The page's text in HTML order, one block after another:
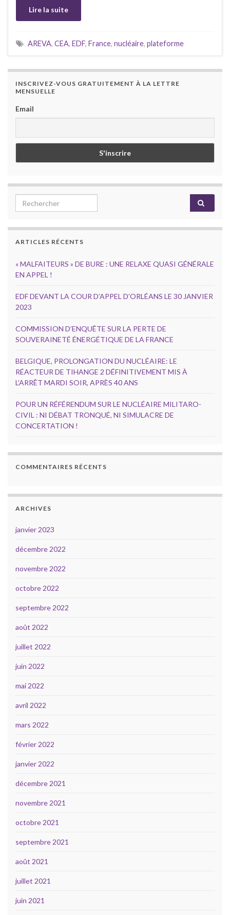
Lire la suite
AREVA, CEA, EDF, France, nucléaire, plateforme
INSCRIVEZ-VOUS GRATUITEMENT À LA LETTRE
MENSUELLE
Email
Search for:
ARTICLES RÉCENTS
« MALFAITEURS » DE BURE : UNE RELAXE QUASI GÉNÉRALE
EN APPEL !
EDF DEVANT LA COUR D’APPEL D’ORLÉANS LE 30 JANVIER
2023
COMMISSION D’ENQUÊTE SUR LA PERTE DE
SOUVERAINETÉ ÉNERGÉTIQUE DE LA FRANCE
BELGIQUE, PROLONGATION DU NUCLÉAIRE: LE
RÉACTEUR DE TIHANGE 2 DÉFINITIVEMENT MIS À
L’ARRÊT MARDI SOIR, APRÈS 40 ANS
POUR UN RÉFÉRENDUM SUR LE NUCLÉAIRE MILITARO-
CIVIL : NI DÉBAT TRONQUÉ, NI SIMULACRE DE
CONCERTATION !
COMMENTAIRES RÉCENTS
ARCHIVES
janvier 2023
décembre 2022
novembre 2022
octobre 2022
septembre 2022
août 2022
juillet 2022
juin 2022
mai 2022
avril 2022
mars 2022
février 2022
janvier 2022
décembre 2021
novembre 2021
octobre 2021
septembre 2021
août 2021
juillet 2021
juin 2021